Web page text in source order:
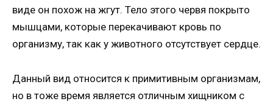
виде он похож на жгут. Тело этого червя покрыто
мышцами, которые перекачивают кровь по
организму, так как у животного отсутствует сердце.
Данный вид относится к примитивным организмам,
но в тоже время является отличным хищником с